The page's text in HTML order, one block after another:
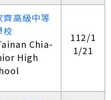
齊高級中等
校
Chia-
High
112/1
1/21